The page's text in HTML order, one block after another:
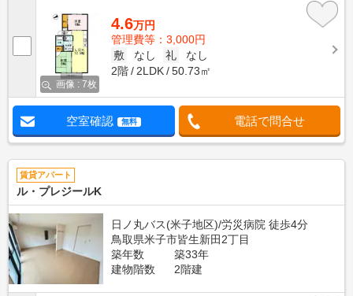
画像 : 7枚
4.6万円
管理費等：3,000円
敷
なし 礼
なし
2階
2LDK 50.73㎡
空室確認 無料 電話で問合せ
賃貸アパート
ル・プレジールK
日ノ丸バス(米子地区)/労災病院 徒歩4分
鳥取県米子市皆生新田2丁目
築年数
築33年
建物階数
2階建